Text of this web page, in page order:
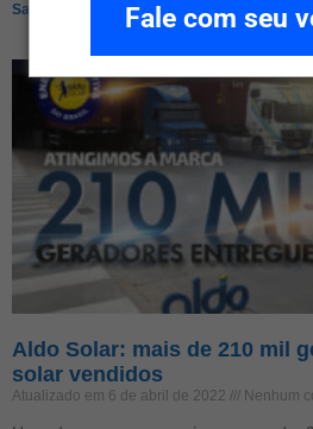
Fale com seu
Saiba Mais»
Aldo Solar: mais de 210 mil
solar vendidos
Atualizado em 6 de abril de 2022 Nenhum